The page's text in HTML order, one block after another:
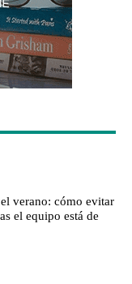
verano: cómo evitar
el equipo está de